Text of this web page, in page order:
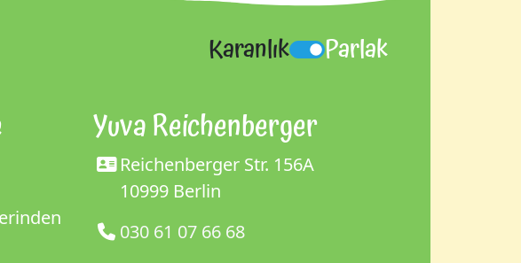
Karanlık Parlak
Yuva Reichenberger
Reichenberger Str. 156A
10999 Berlin
030 61 07 66 68